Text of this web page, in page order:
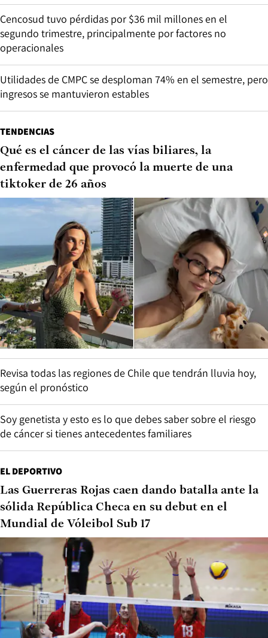
Cencosud tuvo pérdidas por $36 mil millones en el
segundo trimestre, principalmente por factores no
operacionales
Utilidades de CMPC se desploman 74% en el semestre, pero
ingresos se mantuvieron estables
TENDENCIAS
Qué es el cáncer de las vías biliares, la
enfermedad que provocó la muerte de una
tiktoker de 26 años
Revisa todas las regiones de Chile que tendrán lluvia hoy,
según el pronóstico
Soy genetista y esto es lo que debes saber sobre el riesgo
de cáncer si tienes antecedentes familiares
EL DEPORTIVO
Las Guerreras Rojas caen dando batalla ante la
sólida República Checa en su debut en el
Mundial de Vóleibol Sub 17